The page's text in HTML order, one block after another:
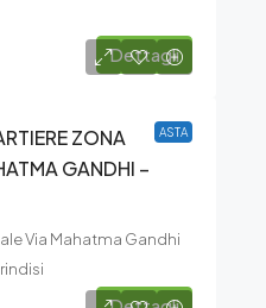
Dettagli
ASTA
ZONA
GANDHI –
Via Mahatma Gandhi